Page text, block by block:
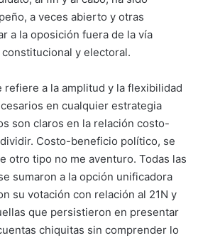
a veces abierto y otras
a la oposición fuera de la vía
y electoral.
refiere a la amplitud y la flexibilidad
en cualquier estrategia
son claros en la relación costo-
Costo-beneficio político, se
otro tipo no me aventuro. Todas las
sumaron a la opción unificadora
su votación con relación al 21N y
que persistieron en presentar
chiquitas sin comprender lo